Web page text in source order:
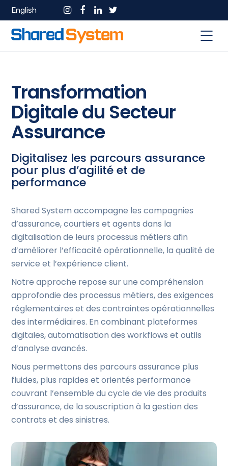
English
Transformation
Digitale du Secteur
Assurance
Digitalisez les parcours assurance
pour plus d’agilité et de
performance
Shared System accompagne les compagnies
d’assurance, courtiers et agents dans la
digitalisation de leurs processus métiers afin
d’améliorer l’efficacité opérationnelle, la qualité de
service et l’expérience client.
Notre approche repose sur une compréhension
approfondie des processus métiers, des exigences
réglementaires et des contraintes opérationnelles
des intermédiaires. En combinant plateformes
digitales, automatisation des workflows et outils
d’analyse avancés.
Nous permettons des parcours assurance plus
fluides, plus rapides et orientés performance
couvrant l’ensemble du cycle de vie des produits
d’assurance, de la souscription à la gestion des
contrats et des sinistres.